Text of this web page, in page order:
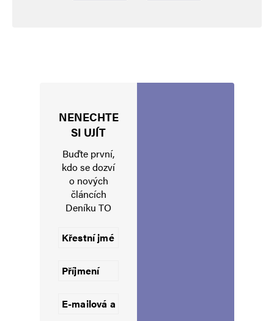
Uložit do prohlížeče jméno, e-mail a webovou stránku pro budoucí
Informujte mě o nových komentářích e-mailem.
NENECHTE
SI UJÍT
Buďte první,
kdo se dozví
o nových
článcích
Deníku TO